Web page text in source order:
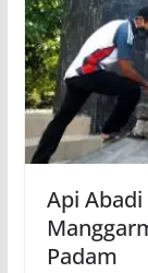
Api
Padam